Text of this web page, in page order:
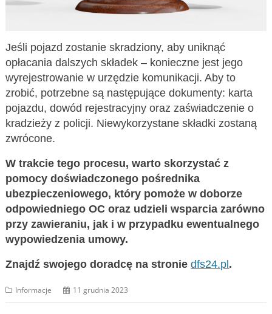
Jeśli pojazd zostanie skradziony, aby uniknąć
opłacania dalszych składek – konieczne jest jego
wyrejestrowanie w urzędzie komunikacji. Aby to
zrobić, potrzebne są następujące dokumenty: karta
pojazdu, dowód rejestracyjny oraz zaświadczenie o
kradzieży z policji. Niewykorzystane składki zostaną
zwrócone.
W trakcie tego procesu, warto skorzystać z
pomocy doświadczonego pośrednika
ubezpieczeniowego, który pomoże w doborze
odpowiedniego OC oraz udzieli wsparcia zarówno
przy zawieraniu, jak i w przypadku ewentualnego
wypowiedzenia umowy.
Znajdź swojego doradcę na stroniedfs24.pl .
Informacje 11 grudnia 2023